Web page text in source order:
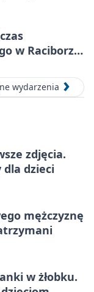
w Raciborzu
wydarzenia
zdjęcia.
dla dzieci
mężczyznę
w żłobku.